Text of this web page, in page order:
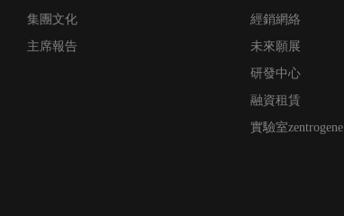
集團文化
主席報告
經銷網絡
未來願展
研發中心
融資租賃
實驗室zentrogene